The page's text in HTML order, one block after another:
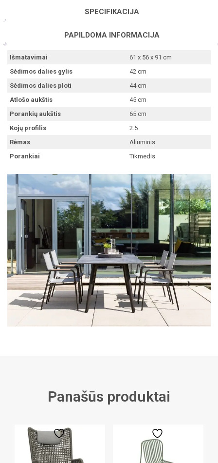
SPECIFIKACIJA
PAPILDOMA INFORMACIJA
Išmatavimai
61 x 56 x 91 cm
Sėdimos dalies gylis
42 cm
Sėdimos dalies ploti
44 cm
Atlošo aukštis
45 cm
Porankių aukštis
65 cm
Kojų profilis
2.5
Rėmas
Aliuminis
Porankiai
Tikmedis
Panašūs produktai